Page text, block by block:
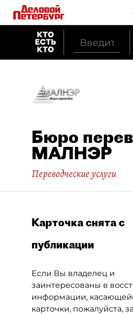
Бюро
МАЛНЭР
Переводческие услуги
Карточка снята с
публикации
Если Вы владелец и
заинтересованы в
информации,
карточки, пожалуйста,